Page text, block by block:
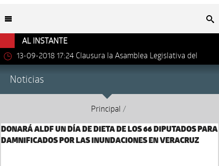
AL INSTANTE
13-09-2018 17:24 Clausura la Asamblea Legislativa del
Noticias
Principal /
DONARÁ ALDF UN DÍA DE DIETA DE LOS 66 DIPUTADOS PARA
DAMNIFICADOS POR LAS INUNDACIONES EN VERACRUZ